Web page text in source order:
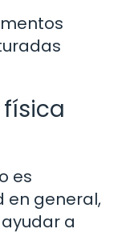
es
en general,
a